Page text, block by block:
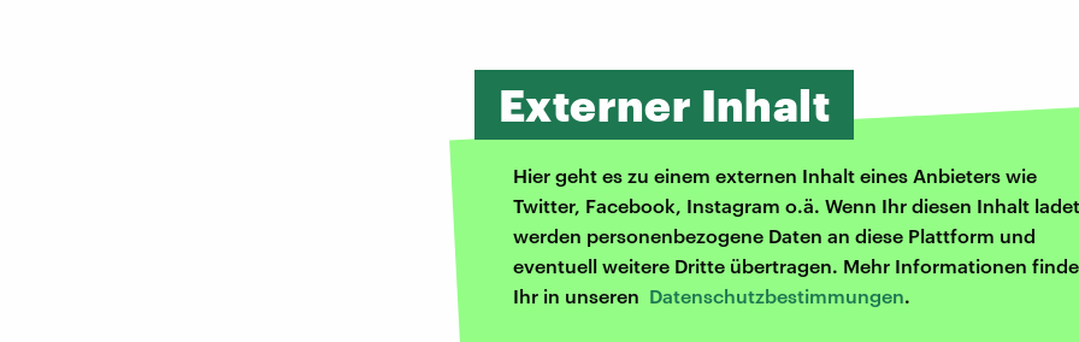
Externer Inhalt
Hier geht es zu einem externen Inhalt eines Anbieters wie
Twitter, Facebook, Instagram o.ä. Wenn Ihr diesen Inhalt
werden personenbezogene Daten an diese Plattform und
eventuell weitere Dritte übertragen. Mehr Informationen
Ihr in unseren Datenschutzbestimmungen.